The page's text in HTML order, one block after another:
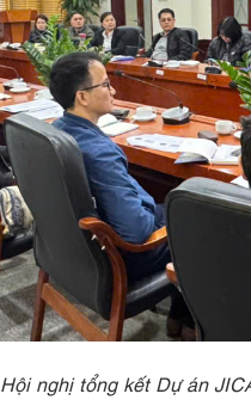
Hội nghị tổng kết Dự án